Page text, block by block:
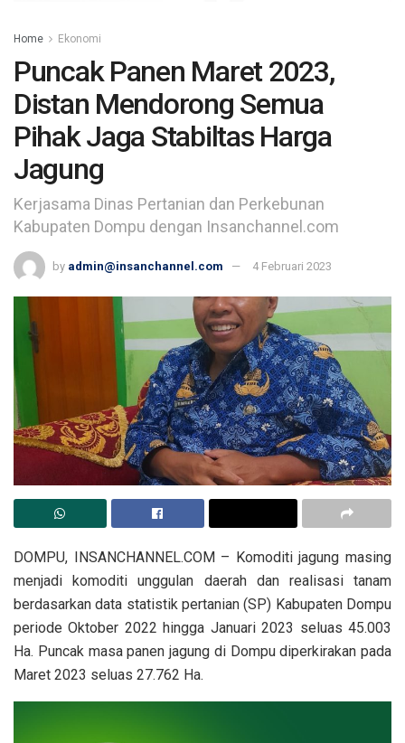
Home Ekonomi
Puncak Panen Maret 2023,
Distan Mendorong Semua
Pihak Jaga Stabiltas Harga
Jagung
Kerjasama Dinas Pertanian dan Perkebunan
Kabupaten Dompu dengan Insanchannel.com
by admin@insanchannel.com 4 Februari 2023
DOMPU, INSANCHANNEL.COM – Komoditi jagung masing
menjadi komoditi unggulan daerah dan realisasi tanam
berdasarkan data statistik pertanian (SP) Kabupaten Dompu
periode Oktober 2022 hingga Januari 2023 seluas 45.003
Ha. Puncak masa panen jagung di Dompu diperkirakan pada
Maret 2023 seluas 27.762 Ha.